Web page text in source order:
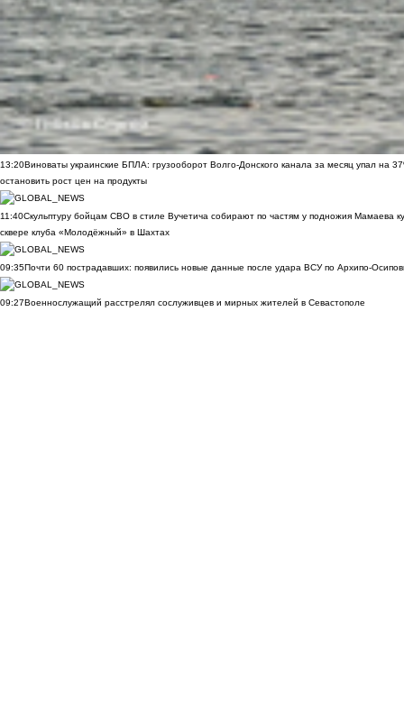
13:20Виноваты украинские БПЛА: грузооборот Волго-Донского канала за месяц упал на
остановить рост цен на продукты
11:40Скульптуру бойцам СВО в стиле Вучетича собирают по частям у подножия Мамаева
сквере клуба «Молодёжный» в Шахтах
09:35Почти 60 пострадавших: появились новые данные после удара ВСУ по Архипо-
09:27Военнослужащий расстрелял сослуживцев и мирных жителей в Севастополе